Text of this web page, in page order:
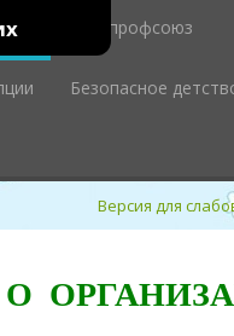
Наш профсоюз
Безопасное
Версия для